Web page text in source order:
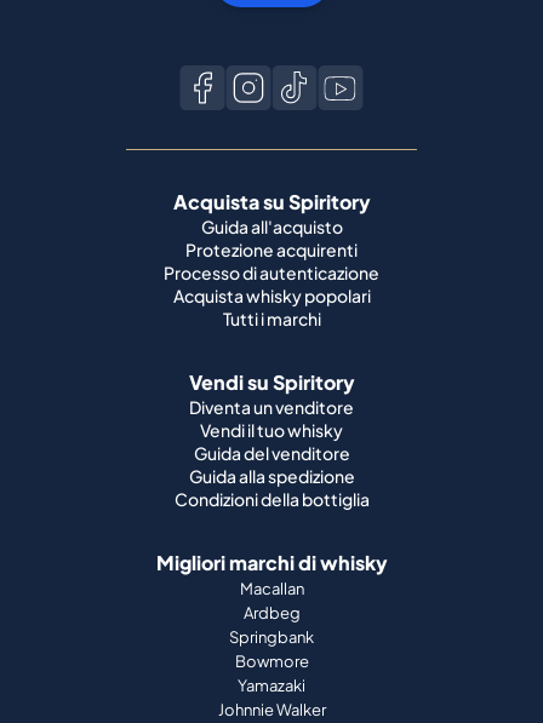
Acquista su Spiritory
Guida all'acquisto
Protezione acquirenti
Processo di autenticazione
Acquista whisky popolari
Tutti i marchi
Vendi su Spiritory
Diventa un venditore
Vendi il tuo whisky
Guida del venditore
Guida alla spedizione
Condizioni della bottiglia
Migliori marchi di whisky
Macallan
Ardbeg
Springbank
Bowmore
Yamazaki
Johnnie Walker